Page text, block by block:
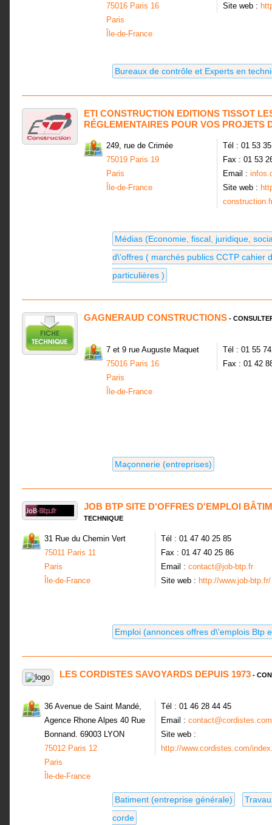
75016 Paris 16
Paris
Île-de-France
Site web :
Bureaux de contrôle et Experts en
ETI CONSTRUCTION EDITIONS TISSOT
RÉGLEMENTAIRES POUR VOS PROJETS
249, rue de Crimée
75019 Paris 19
Paris
Île-de-France
Tél : 01 53
Fax : 01 53
Email :
Site web :
Médias (Economie, fiscal, juridique,
d\'offres ( marchés publics CCTP cahier
particulières )
GAGNERAUD CONSTRUCTIONS -
7 et 9 rue Auguste Maquet
75016 Paris 16
Paris
Île-de-France
Tél : 01 55
Fax : 01 42
Maçonnerie (entreprises)
JOB BTP SITE D'OFFRES D'EMPLOI
TECHNIQUE
31 Rue du Chemin Vert
75011 Paris 11
Paris
Île-de-France
Tél : 01 47 40 25 85
Fax : 01 47 40 25 86
Email : contact@job-btp.fr
Site web : http://www.job-btp.fr/
Emploi (annonces offres d\'emplois Btp
LES CORDISTES SAVOYARDS DEPUIS 1973 -
36 Avenue de Saint Mandé,
Agence Rhone Alpes 40 Rue
Bonnand. 69003 LYON
75012 Paris 12
Paris
Île-de-France
Tél : 01 46 28 44 45
Email : contact@cordistes.com
Site web :
http://www.cordistes.com/
Batiment (entreprise générale)
corde